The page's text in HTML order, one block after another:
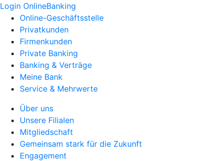
Login OnlineBanking
Online-Geschäftsstelle
Privatkunden
Firmenkunden
Private Banking
Banking & Verträge
Meine Bank
Service & Mehrwerte
Über uns
Unsere Filialen
Mitgliedschaft
Gemeinsam stark für die Zukunft
Engagement